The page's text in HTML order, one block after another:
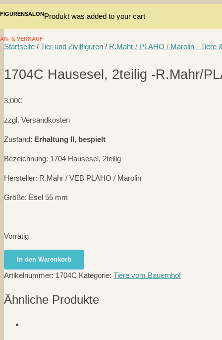
FIGURENSALON
AN- & VERKAUF
Produkt was added to your cart
Startseite / Tier und Zivilfiguren / R.Mahr / PLAHO / Marolin - Tiere
1704C Hausesel, 2teilig -R.Mahr/
3,00€
zzgl. Versandkosten
Zustand: Erhaltung II, bespielt
Bezeichnung: 1704 Hausesel, 2teilig
Hersteller: R.Mahr / VEB PLAHO / Marolin
Größe: Esel 55 mm
Vorrätig
1704C
Hausesel,
2teilig
R.Mahr/PLAHO/Marolin
In den Warenkorb
Artikelnummer: 1704C Kategorie: Tiere vom Bauernhof
Ähnliche Produkte